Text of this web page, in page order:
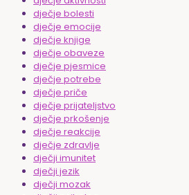
dječje bolesti
dječje emocije
dječje knjige
dječje obaveze
dječje pjesmice
dječje potrebe
dječje priče
dječje prijateljstvo
dječje prkošenje
dječje reakcije
dječje zdravlje
dječji imunitet
dječji jezik
dječji mozak